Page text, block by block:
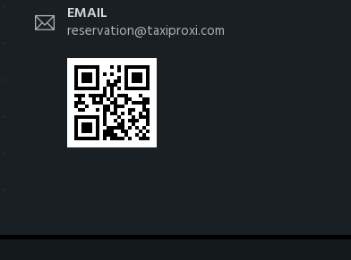
EMAIL
reservation@taxiproxi.com